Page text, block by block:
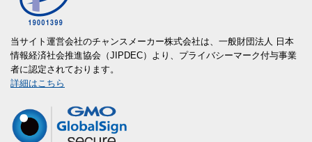
当サイト運営会社のチャンスメーカー株式会社は、一般財団法人 日本
情報経済社会推進協会（JIPDEC）より、プライバシーマーク付与事業
者に認定されております。
詳細はこちら